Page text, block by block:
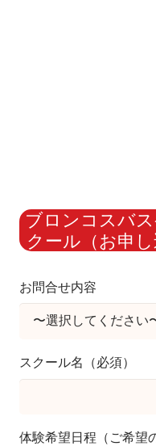
ブロンコスバ
クール（お申
お問合せ内容
スクール名（必須）
体験希望日程（ご希望